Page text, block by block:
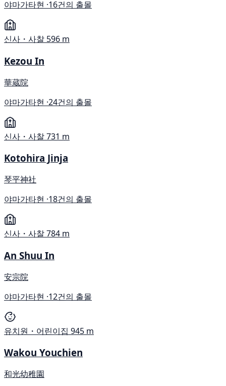
야마가타현 ·16건의 출몰
신사・사찰 596 m
Kezou In
華蔵院
야마가타현 ·24건의 출몰
신사・사찰731 m
Kotohira Jinja
琴平神社
야마가타현 ·18건의 출몰
신사・사찰784 m
An Shuu In
安宗院
야마가타현 ·12건의 출몰
유치원・어린이집 945 m
Wakou Youchien
和光幼稚園